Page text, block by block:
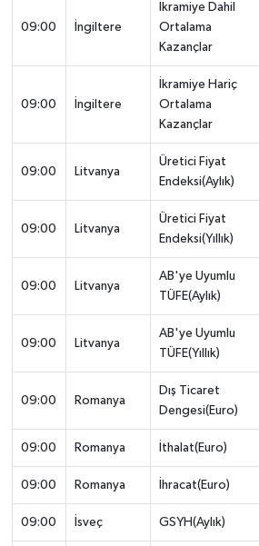
09:00 İngiltere
İkramiye Dahil
Ortalama
Kazançlar
09:00 İngiltere
İkramiye Hariç
Ortalama
Kazançlar
09:00 Litvanya
Üretici Fiyat
Endeksi(Aylık)
09:00 Litvanya
Üretici Fiyat
Endeksi(Yıllık)
09:00 Litvanya
AB'ye Uyumlu
TÜFE(Aylık)
09:00 Litvanya
AB'ye Uyumlu
TÜFE(Yıllık)
09:00 Romanya
Dış Ticaret
Dengesi(Euro)
09:00 Romanya İthalat(Euro)
09:00 Romanya İhracat(Euro)
09:00 İsveç GSYH(Aylık)